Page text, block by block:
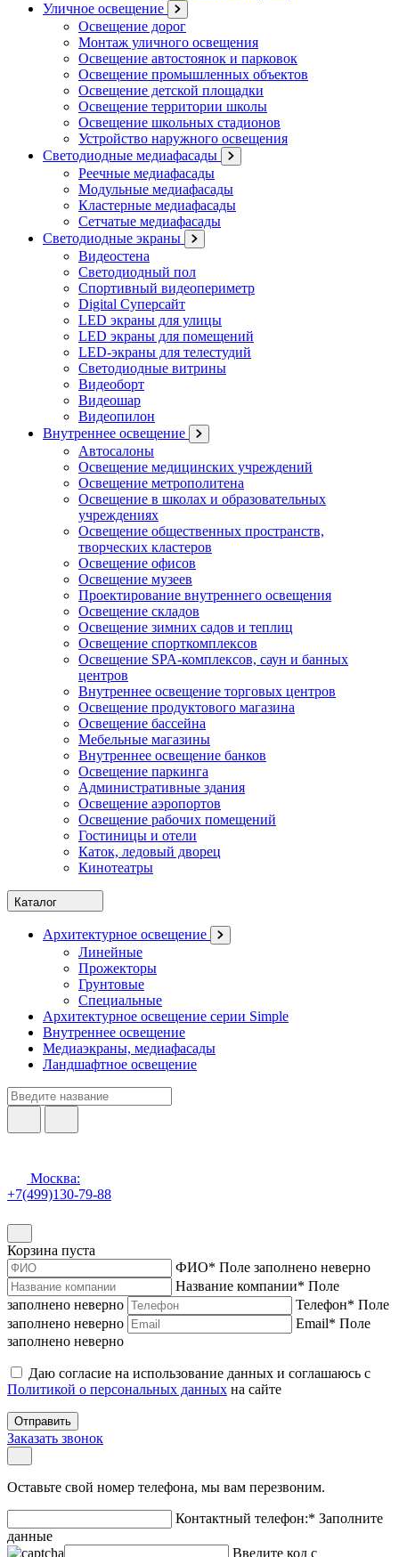
Уличное освещение
Освещение дорог
Монтаж уличного освещения
Освещение автостоянок и парковок
Освещение промышленных объектов
Освещение детской площадки
Освещение территории школы
Освещение школьных стадионов
Устройство наружного освещения
Светодиодные медиафасады
Реечные медиафасады
Модульные медиафасады
Кластерные медиафасады
Сетчатые медиафасады
Светодиодные экраны
Видеостена
Светодиодный пол
Спортивный видеопериметр
Digital Суперсайт
LED экраны для улицы
LED экраны для помещений
LED-экраны для телестудий
Светодиодные витрины
Видеоборт
Видеошар
Видеопилон
Внутреннее освещение
Автосалоны
Освещение медицинских учреждений
Освещение метрополитена
Освещение в школах и образовательных
учреждениях
Освещение общественных пространств,
творческих кластеров
Освещение офисов
Освещение музеев
Проектирование внутреннего освещения
Освещение складов
Освещение зимних садов и теплиц
Освещение спорткомплексов
Освещение SPA-комплексов, саун и банных
центров
Внутреннее освещение торговых центров
Освещение продуктового магазина
Освещение бассейна
Мебельные магазины
Внутреннее освещение банков
Освещение паркинга
Административные здания
Освещение аэропортов
Освещение рабочих помещений
Гостиницы и отели
Каток, ледовый дворец
Кинотеатры
Каталог
Архитектурное освещение
Линейные
Прожекторы
Грунтовые
Специальные
Архитектурное освещение серии Simple
Внутреннее освещение
Медиаэкраны, медиафасады
Ландшафтное освещение
Москва:
+7(499)130-79-88
Корзина пуста
ФИО* Поле заполнено неверно
Название компании* Поле
заполнено неверно
Телефон* Поле
заполнено неверно
Email* Поле
заполнено неверно
Даю согласие на использование данных и соглашаюсь с
Политикой о персональных данных на сайте
Отправить
Заказать звонок
Оставьте свой номер телефона, мы вам перезвоним.
Контактный телефон:* Заполните
данные
Введите код с